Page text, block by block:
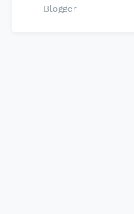
Blogger